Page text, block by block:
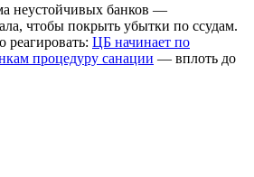
неустойчивых банков —
чтобы покрыть убытки по ссудам.
реагировать: ЦБ начинает по
процедуру санации — вплоть до